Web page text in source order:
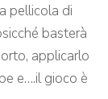
pellicola di
basterà
applicarlo
e….il gioco è